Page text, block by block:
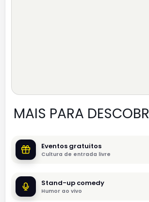
MAIS PARA
Eventos gratuitos
Cultura de entrada livre
Stand-up comedy
Humor ao vivo